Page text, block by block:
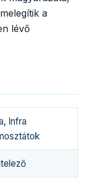
a
lévő
, Infra